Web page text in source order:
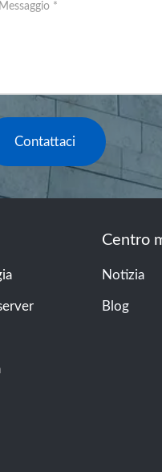
Messaggio *
Contattaci
Centro
Notizia
Blog